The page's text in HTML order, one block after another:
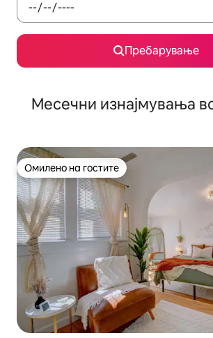
Пребарување
Месечни изнајмувања
Омилено на гостите
Омилено на гостите